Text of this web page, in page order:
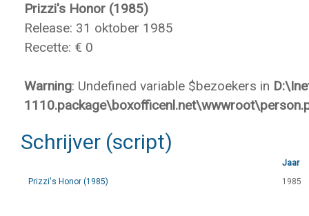
Prizzi's Honor (1985)
Release: 31 oktober 1985
Recette: € 0
Warning: Undefined variable $bezoekers in
Schrijver (script)
Jaar
Prizzi's Honor (1985)
1985